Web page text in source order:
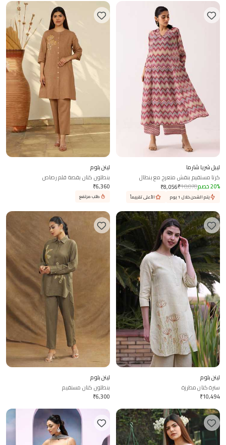
ليبل شريا شارما
كرتا مستقيم بنقش متعرج مع بنطال
₹8,056₹10,070 20% خصم
يتم الشحن خلال 1 يوم الأعلى تقييماً
لينن بلوم
بنطلون كتان بقصة قلم رصاص
₹6,360
طلب مرتفع
لينن بلوم
سترة كتان مطرزة
₹10,494
لينن بلوم
بنطلون كتان مستقيم
₹6,300